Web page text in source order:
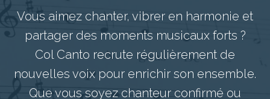
Vous aimez chanter, vibrer en harmonie et
partager des moments musicaux forts ?
Col Canto recrute régulièrement de
nouvelles voix pour enrichir son ensemble.
Que vous soyez chanteur confirmé ou